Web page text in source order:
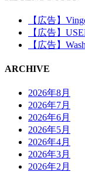
【広告】
【広告】
【広告】
ARCHIVE
2026年8月
2026年7月
2026年6月
2026年5月
2026年4月
2026年3月
2026年2月